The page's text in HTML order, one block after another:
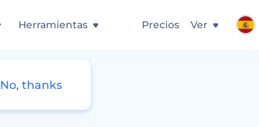
Herramientas Precios Ver
No, thanks